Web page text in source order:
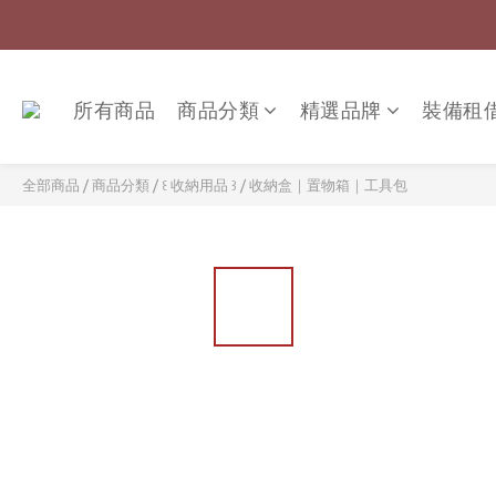
所有商品 商品分類 精選品牌 裝備租
全部商品 / 商品分類 / ꒰ 收納用品 ꒱ / 收納盒｜置物箱｜工具包